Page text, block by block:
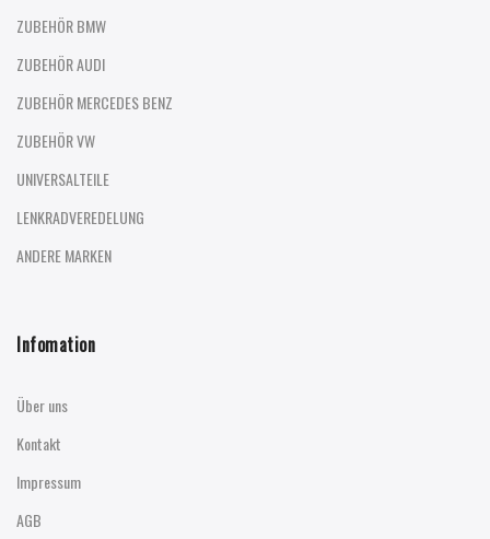
ZUBEHÖR BMW
ZUBEHÖR AUDI
ZUBEHÖR MERCEDES BENZ
ZUBEHÖR VW
UNIVERSALTEILE
LENKRADVEREDELUNG
ANDERE MARKEN
Infomation
Über uns
Kontakt
Impressum
AGB